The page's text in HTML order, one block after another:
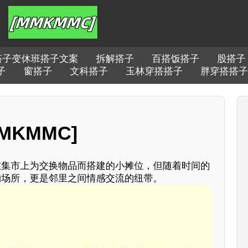
子变休班搭子文案 拆解搭子 百搭饭搭子 股搭子
窗搭子 文科搭子 玉林穿搭搭子 胖穿搭搭子
市上为交换物品而搭建的小摊位，但随着时间的
所，更是邻里之间情感交流的纽带。